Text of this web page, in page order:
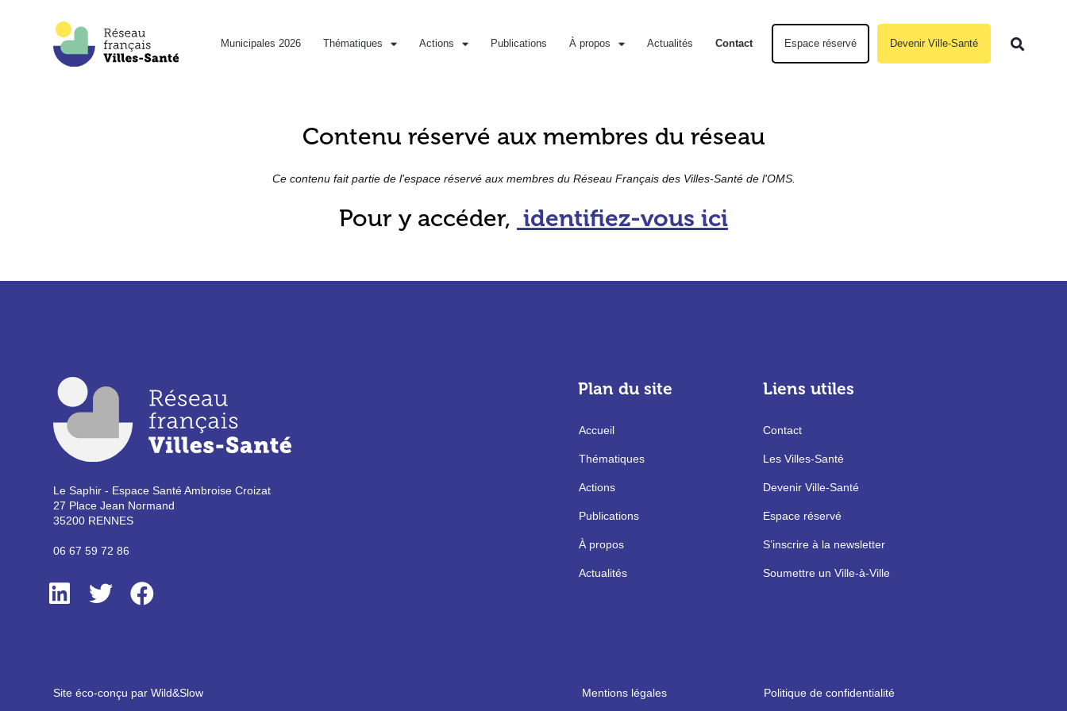
Municipales 2026 Thématiques Actions Publications À propos Actualités Contact Espace réservé Devenir Ville-Santé
Contenu réservé aux membres du réseau
Ce contenu fait partie de l'espace réservé aux membres du Réseau Français des Villes-Santé de l'OMS.
Pour y accéder, identifiez-vous ici
Le Saphir - Espace Santé Ambroise Croizat
27 Place Jean Normand
35200 RENNES
06 67 59 72 86
Plan du site
Accueil
Thématiques
Actions
Publications
À propos
Actualités
Liens utiles
Contact
Les Villes-Santé
Devenir Ville-Santé
Espace réservé
S’inscrire à la newsletter
Soumettre un Ville-à-Ville
Site éco-conçu par Wild&Slow Mentions légales Politique de confidentialité